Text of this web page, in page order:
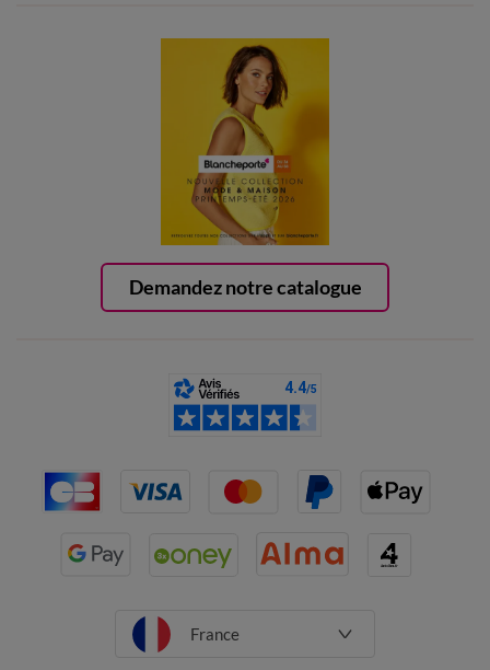
Demandez notre catalogue
France